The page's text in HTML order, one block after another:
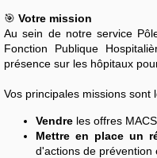
🎯 Votre mission
Au sein de notre service
Fonction Publique
présence sur les hôpitaux
Vos principales missions sont
Vendre les offres
Mettre en place un
d'actions de prévention